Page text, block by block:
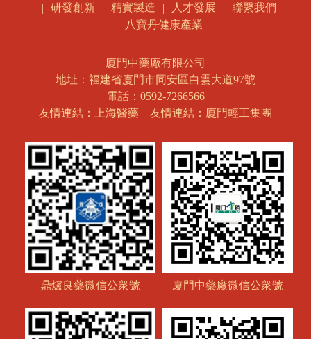
研發創新
精實製造 人才發展
聯繫我們
八寶丹健康產業
廈門中藥廠有限公司
地址：福建省廈門市同安區白雲大道97號
電話：0592-7266566
友情連結：上海醫藥
友情連結：廈門輕工集團
鼎爐良藥微信公衆號 廈門中藥廠微信公衆號